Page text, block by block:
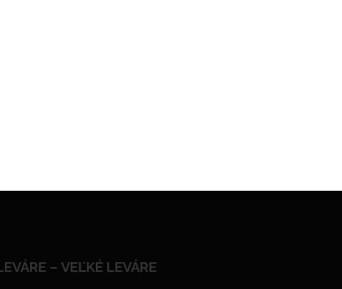
– VEĽKÉ LEVÁRE